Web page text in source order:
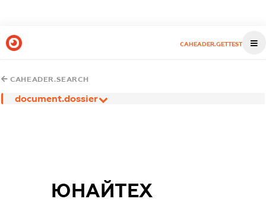
CAHEADER.GETTEST
CAHEADER.SEARCH
document.dossier
ЮНАЙТЕХ